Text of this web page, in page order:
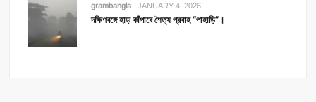
grambangla JANUARY 4, 2026
দক্ষিণবঙ্গে হাড় কাঁপাবে শৈত্য প্রবাহ “পাহাড়ি”।